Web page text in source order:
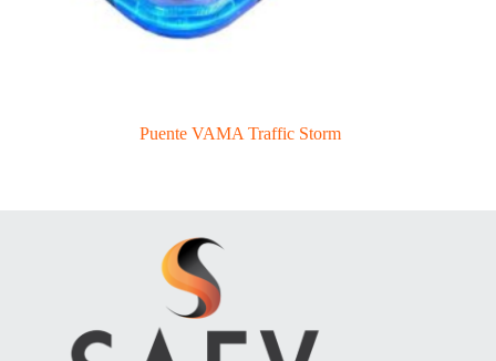
Puente VAMA Traffic Storm